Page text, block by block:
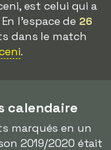
est celui qui a
l'espace de 26
dans le match
.
calendaire
marqués en un
2019/2020 était